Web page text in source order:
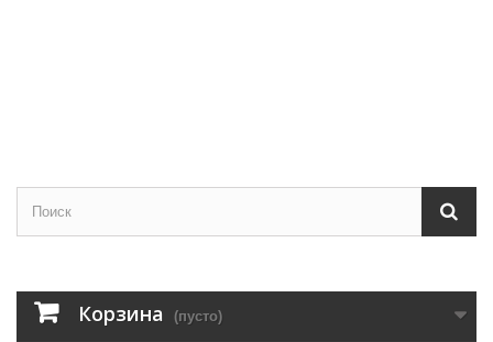
Корзина (пусто)